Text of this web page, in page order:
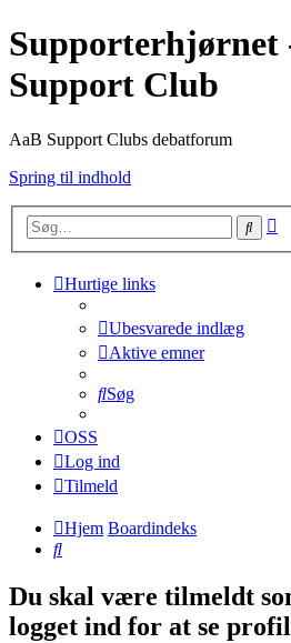
Supporterhjørnet
Support Club
AaB Support Clubs debatforum
Spring til indhold
Søg
Hurtige links
Ubesvarede indlæg
Aktive emner
Søg
OSS
Log ind
Tilmeld
Hjem Boardindeks
Søg
Du skal være tilmeldt
logget ind for at se